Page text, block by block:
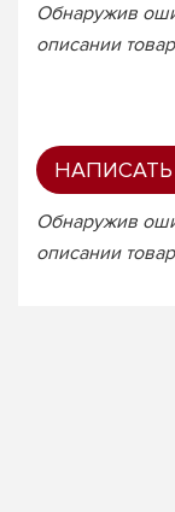
Обнаружив
описании
Обнаружив
описании